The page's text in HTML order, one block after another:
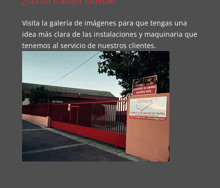
Visita la galería de imágenes para que tengas una
idea más clara de las instalaciones y maquinaria que
tenemos al servicio de nuestros clientes.